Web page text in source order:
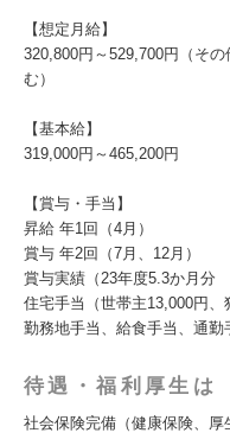
【想定月給】
320,800円～529,700円（そ
む）
【基本給】
319,000円～465,200円
【賞与・手当】
昇給 年1回（4月）
賞与 年2回（7月、12月）
賞与実績（23年度5.3か月分
住宅手当（世帯主13,000円、
勤務地手当、給食手当、通勤
待遇・福利厚生は
社会保険完備（健康保険、